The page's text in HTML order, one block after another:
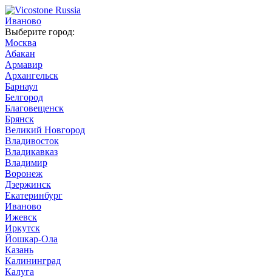
Иваново
Выберите город:
Москва
Абакан
Армавир
Архангельск
Барнаул
Белгород
Благовещенск
Брянск
Великий Новгород
Владивосток
Владикавказ
Владимир
Воронеж
Дзержинск
Екатеринбург
Иваново
Ижевск
Иркутск
Йошкар-Ола
Казань
Калининград
Калуга